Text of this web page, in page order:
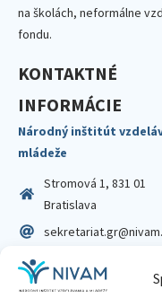
na školách, neformálne
fondu.
KONTAKTNÉ
INFORMÁCIE
Národný inštitút
mládeže
Stromová 1, 831 01
Bratislava
IČO: 00164348
DIČ: 2020798714